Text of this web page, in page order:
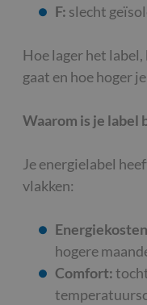
F: slecht
Hoe lager het
gaat en hoe hoger
Waarom is je label
Je energielabel
vlakken:
hogere
Comfort: